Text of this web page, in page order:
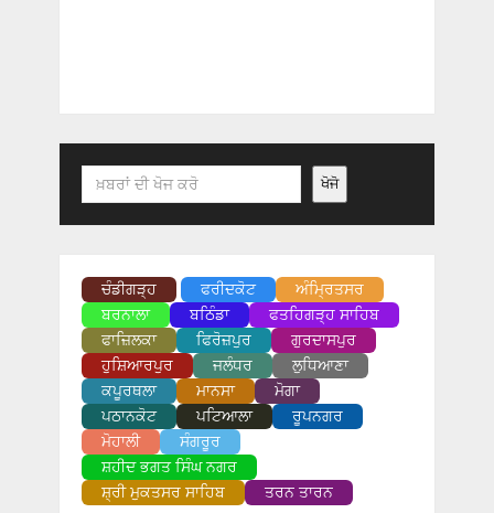
Search ਖੋਜੋ
ਚੰਡੀਗੜ੍ਹ ਫਰੀਦਕੋਟ
ਅੰਮ੍ਰਿਤਸਰ
ਬਰਨਾਲਾ
ਬਠਿੰਡਾ
ਫਤਹਿਗੜ੍ਹ ਸਾਹਿਬ
ਫਾਜ਼ਿਲਕਾ
ਫਿਰੋਜ਼ਪੁਰ
ਗੁਰਦਾਸਪੁਰ
ਹੁਸ਼ਿਆਰਪੁਰ
ਜਲੰਧਰ
ਲੁਧਿਆਣਾ
ਕਪੂਰਥਲਾ
ਮਾਨਸਾ
ਮੋਗਾ
ਪਠਾਨਕੋਟ
ਪਟਿਆਲਾ
ਰੂਪਨਗਰ
ਮੋਹਾਲੀ
ਸੰਗਰੂਰ
ਸ਼ਹੀਦ ਭਗਤ ਸਿੰਘ ਨਗਰ
ਸ਼੍ਰੀ ਮੁਕਤਸਰ ਸਾਹਿਬ
ਤਰਨ ਤਾਰਨ